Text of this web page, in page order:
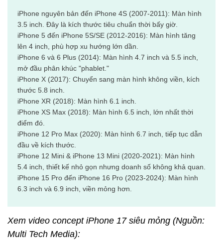
iPhone nguyên bản đến iPhone 4S (2007-2011): Màn hình
3.5 inch. Đây là kích thước tiêu chuẩn thời bấy giờ.
iPhone 5 đến iPhone 5S/SE (2012-2016): Màn hình tăng
lên 4 inch, phù hợp xu hướng lớn dần.
iPhone 6 và 6 Plus (2014): Màn hình 4.7 inch và 5.5 inch,
mở đầu phân khúc "phablet."
iPhone X (2017): Chuyển sang màn hình không viền, kích
thước 5.8 inch.
iPhone XR (2018): Màn hình 6.1 inch.
iPhone XS Max (2018): Màn hình 6.5 inch, lớn nhất thời
điểm đó.
iPhone 12 Pro Max (2020): Màn hình 6.7 inch, tiếp tục dẫn
đầu về kích thước.
iPhone 12 Mini & iPhone 13 Mini (2020-2021): Màn hình
5.4 inch, thiết kế nhỏ gọn nhưng doanh số không khả quan.
iPhone 15 Pro đến iPhone 16 Pro (2023-2024): Màn hình
6.3 inch và 6.9 inch, viền mỏng hơn.
Xem video concept iPhone 17 siêu mỏng (Nguồn:
Multi Tech Media):